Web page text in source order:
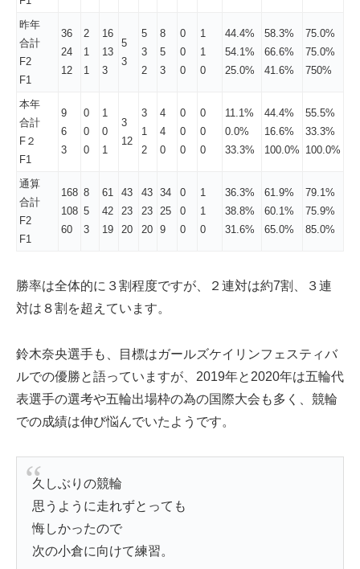
昨年
合計
F2
F1
36
24
12
2
1
1
16
13
3
5
3
5
3
2
8
5
3
0
0
0
1
1
0
44.4%
54.1%
25.0%
58.3%
66.6%
41.6%
75.0%
75.0%
750%
本年
合計
F２
F1
9
6
3
0
0
0
1
0
1
3
12
3
1
2
4
4
0
0
0
0
0
0
0
11.1%
0.0%
33.3%
44.4%
16.6%
100.0%
55.5%
33.3%
100.0%
通算
合計
F2
F1
168
108
60
8
5
3
61
42
19
43
23
20
43
23
20
34
25
9
0
0
0
1
1
0
36.3%
38.8%
31.6%
61.9%
60.1%
65.0%
79.1%
75.9%
85.0%
勝率は全体的に３割程度ですが、２連対は約7割、３連
対は８割を超えています。
鈴木奈央選手も、目標はガールズケイリンフェスティバ
ルでの優勝と語っていますが、2019年と2020年は五輪代
表選手の選考や五輪出場枠の為の国際大会も多く、競輪
での成績は伸び悩んでいたようです。
久しぶりの競輪
思うように走れずとっても
悔しかったので
次の小倉に向けて練習。